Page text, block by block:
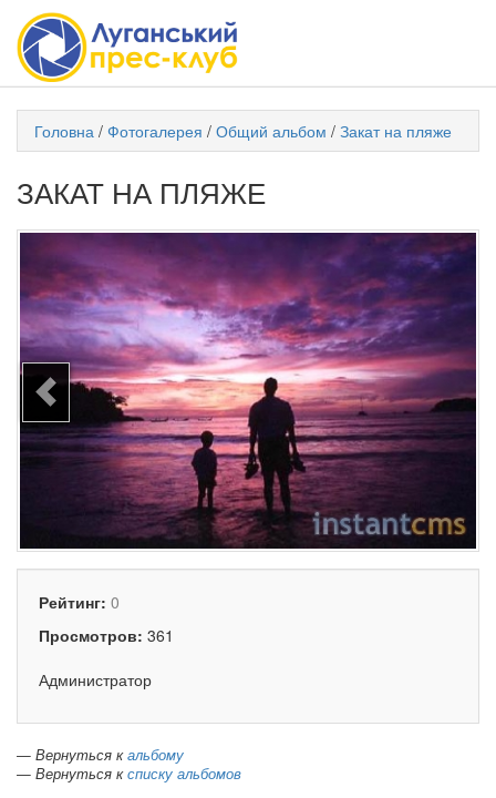
Головна / Фотогалерея / Общий альбом / Закат на пляже
ЗАКАТ НА ПЛЯЖЕ
Рейтинг: 0
Просмотров: 361
Администратор
— Вернуться кальбому
— Вернуться ксписку альбомов